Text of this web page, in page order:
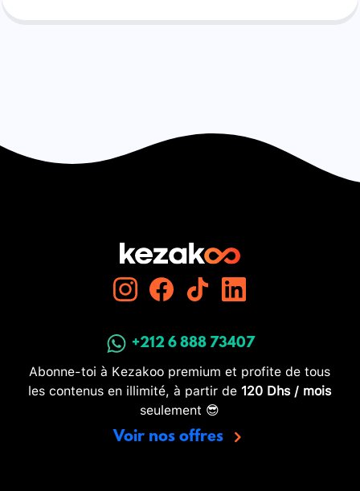
+212 6 888 73407
Abonne-toi à Kezakoo premium et profite de tous
les contenus en illimité, à partir de 120 Dhs / mois
seulement 😎
Voir nos offres